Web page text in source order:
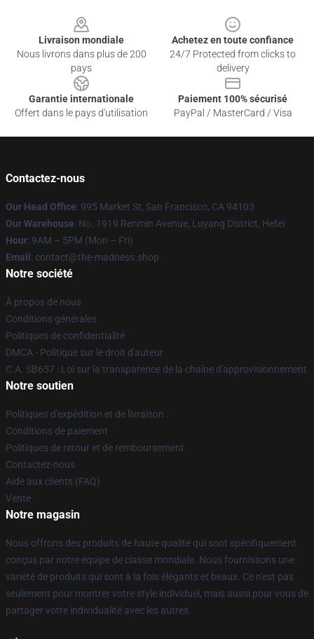
Livraison mondiale
Nous livrons dans plus de 200
pays
Achetez en toute confiance
24/7 Protected from clicks to
delivery
Garantie internationale
Offert dans le pays d'utilisation
Paiement 100% sécurisé
PayPal / MasterCard / Visa
Contactez-nous
Our Head Office: 995 Market St, San Francisco, CA 94103
Our Warehouse: No. 1919 Renmin Avenue, Luyang District, Hefei
Hour: 9AM – 5PM (Mon – Fri)
Email : contact@the-madness.shop
Notre société
À propos de nous
Conditions générales
Politiques de confidentialité
DMCA - Politique sur le droit d'auteur
C.A. SB657 : Loi sur la transparence de la chaîne d'approvisionnement
Notre soutien
Politiques d'expédition et de livraison
Conditions de paiement
Politiques de retour et de remboursement
Contactez-nous
Aide aux clients (FAQ)
Vente
Notre magasin
Nous offrons des produits de haute qualité qui sont spécifiquement
conçus par notre équipe de classe mondiale. Nous fournissons une
variété de produits qui sont à la fois élégants et beaux. Ce n'est pas
seulement pour montrer votre style individuel, mais aussi pour vous de
partager votre individualité avec les autres.